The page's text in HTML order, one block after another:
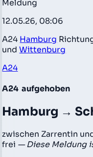
Meldung
12.05.26, 08:06
A24 Hamburg
undWittenburg
A24
A24 aufgehoben
Hamburg →
zwischen Zarrentin
frei — Diese Meldung